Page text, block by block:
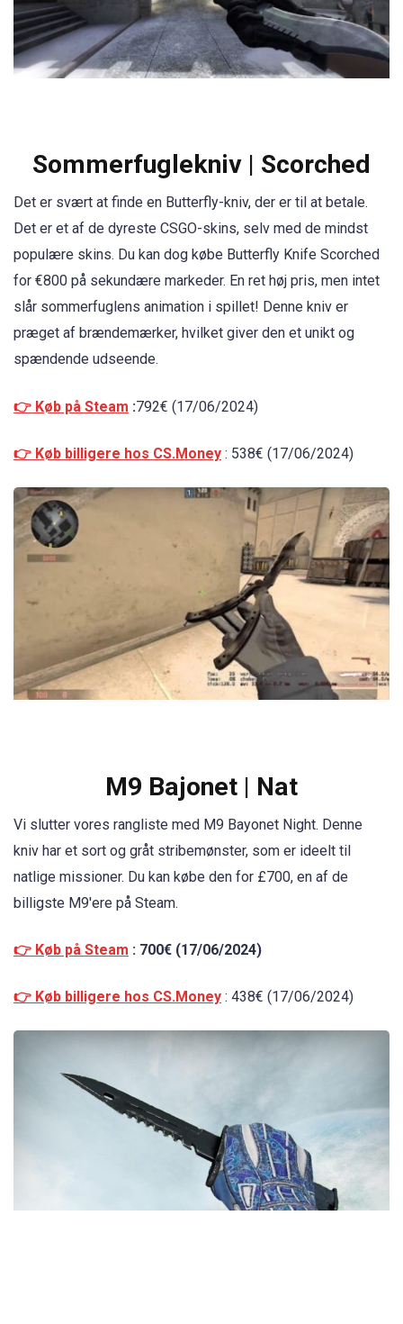
Sommerfuglekniv | Scorched
Det er svært at finde en Butterfly-kniv, der er til at betale.
Det er et af de dyreste CSGO-skins, selv med de mindst
populære skins. Du kan dog købe Butterfly Knife Scorched
for €800 på sekundære markeder. En ret høj pris, men intet
slår sommerfuglens animation i spillet! Denne kniv er
præget af brændemærker, hvilket giver den et unikt og
spændende udseende.
👉 Køb på Steam :792€ (17/06/2024)
👉 Køb billigere hos CS.Money : 538€ (17/06/2024)
M9 Bajonet | Nat
Vi slutter vores rangliste med M9 Bayonet Night. Denne
kniv har et sort og gråt stribemønster, som er ideelt til
natlige missioner. Du kan købe den for £700, en af de
billigste M9'ere på Steam.
👉 Køb på Steam : 700€ (17/06/2024)
👉 Køb billigere hos CS.Money : 438€ (17/06/2024)